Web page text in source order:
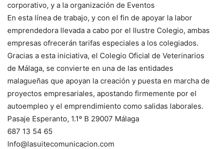
corporativo, y a la organización de Eventos
En esta línea de trabajo, y con el fin de apoyar la labor
emprendedora llevada a cabo por el Ilustre Colegio, ambas
empresas ofrecerán tarifas especiales a los colegiados.
Gracias a esta iniciativa, el Colegio Oficial de Veterinarios
de Málaga, se convierte en una de las entidades
malagueñas que apoyan la creación y puesta en marcha de
proyectos empresariales, apostando firmemente por el
autoempleo y el emprendimiento como salidas laborales.
Pasaje Esperanto, 1.1º B 29007 Málaga
687 13 54 65
Info@lasuitecomunicacion.com